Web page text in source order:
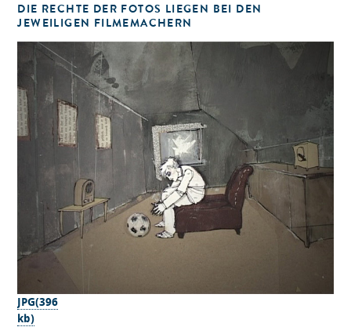
DIE RECHTE DER FOTOS LIEGEN BEI DEN
JEWEILIGEN FILMEMACHERN
JPG(396
kb)